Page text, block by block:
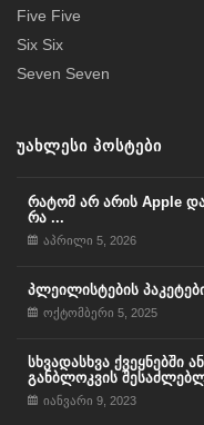
Five Five
Six Six
Seven Seven
ᲣᲐᲮᲚᲔᲡᲘ ᲞᲝᲡᲢᲔᲑᲘ
რატომ არ არის Apple
რა ...
აპრილი 5, 2026
პლეილისტების
ოქტომბერი 5, 2025
სხვადასხვა ქვეყნებში
განბლოკვის
იანვარი 9, 2023